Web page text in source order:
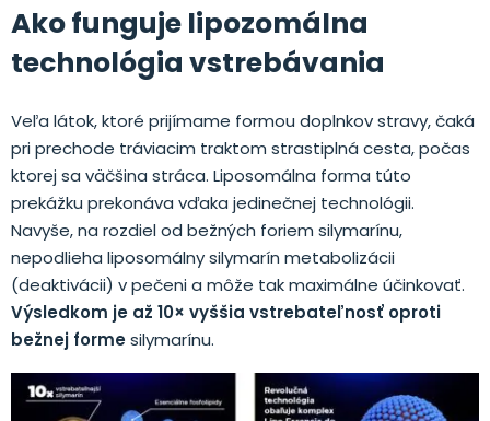
Ako funguje lipozomálna
technológia vstrebávania
Veľa látok, ktoré prijímame formou doplnkov stravy, čaká
pri prechode tráviacim traktom strastiplná cesta, počas
ktorej sa väčšina stráca. Liposomálna forma túto
prekážku prekonáva vďaka jedinečnej technológii.
Navyše, na rozdiel od bežných foriem silymarínu,
nepodlieha liposomálny silymarín metabolizácii
(deaktivácii) v pečeni a môže tak maximálne účinkovať.
Výsledkom je až 10× vyššia vstrebateľnosť oproti
bežnej formesilymarínu.